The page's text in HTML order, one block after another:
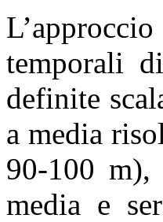
temporali
definite
a media
90-100 m),
media e